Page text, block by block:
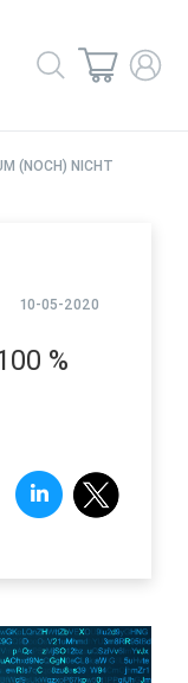
(NOCH) NICHT
10-05-2020
%